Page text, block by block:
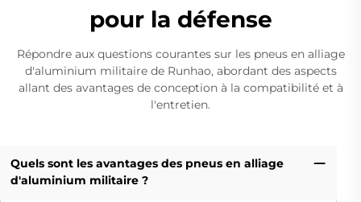
pour la défense
Répondre aux questions courantes sur les pneus en alliage
d'aluminium militaire de Runhao, abordant des aspects
allant des avantages de conception à la compatibilité et à
l'entretien.
Quels sont les avantages des pneus en alliage
d'aluminium militaire ?